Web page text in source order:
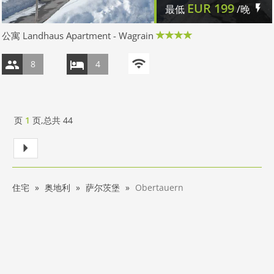
最低 EUR 199/晚
公寓 Landhaus Apartment - Wagrain
8 4
页 1 页,总共 44
住宅 奥地利 萨尔茨堡 Obertauern